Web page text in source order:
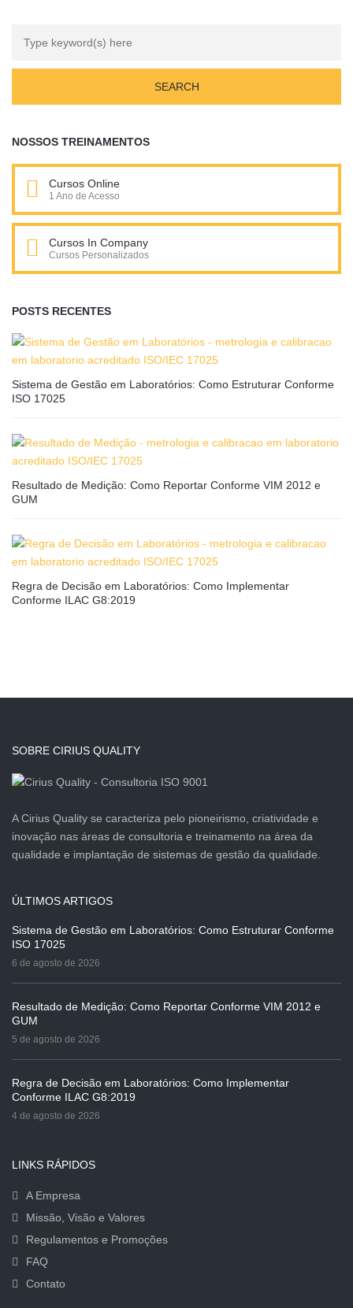
NOSSOS TREINAMENTOS
Cursos Online
1 Ano de Acesso
Cursos In Company
Cursos Personalizados
POSTS RECENTES
Sistema de Gestão em Laboratórios: Como Estruturar Conforme
ISO 17025
Resultado de Medição: Como Reportar Conforme VIM 2012 e
GUM
Regra de Decisão em Laboratórios: Como Implementar
Conforme ILAC G8:2019
SOBRE CIRIUS QUALITY
A Cirius Quality se caracteriza pelo pioneirismo, criatividade e
inovação nas áreas de consultoria e treinamento na área da
qualidade e implantação de sistemas de gestão da qualidade.
ÚLTIMOS ARTIGOS
Sistema de Gestão em Laboratórios: Como Estruturar Conforme
ISO 17025
6 de agosto de 2026
Resultado de Medição: Como Reportar Conforme VIM 2012 e
GUM
5 de agosto de 2026
Regra de Decisão em Laboratórios: Como Implementar
Conforme ILAC G8:2019
4 de agosto de 2026
LINKS RÁPIDOS
A Empresa
Missão, Visão e Valores
Regulamentos e Promoções
FAQ
Contato